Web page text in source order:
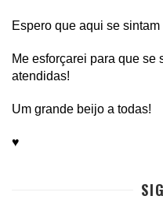
Espero que aqui se sintam
Me esforçarei para que se
atendidas!
Um grande beijo a todas!
♥